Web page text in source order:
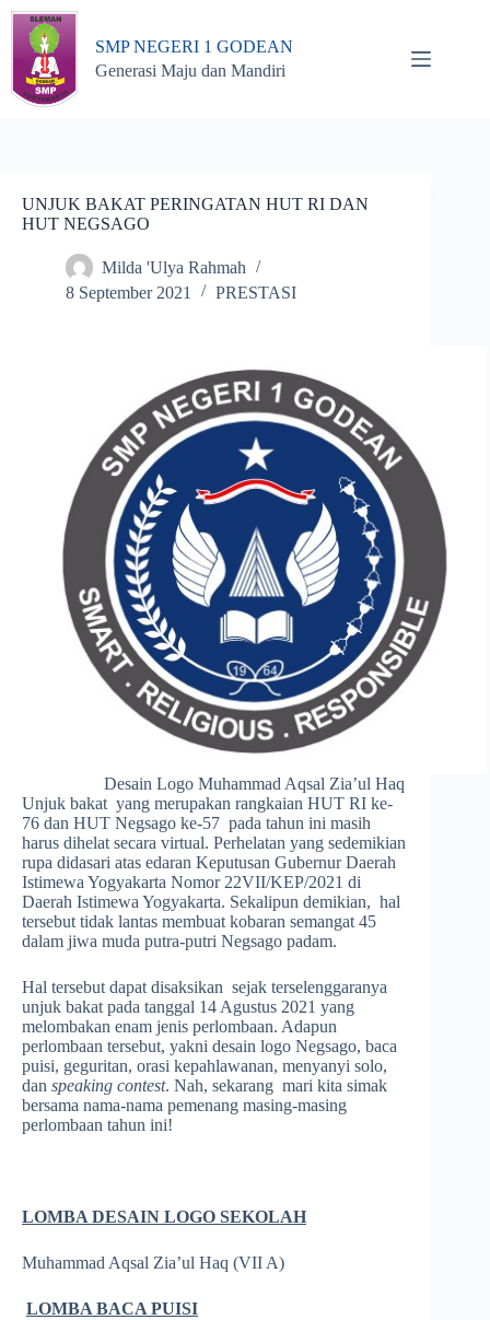
Skip
content
SMP NEGERI 1 GODEAN
Generasi Maju dan Mandiri
UNJUK BAKAT PERINGATAN HUT RI DAN
HUT NEGSAGO
Milda 'Ulya Rahmah
8 September 2021
PRESTASI
Desain Logo Muhammad Aqsal Zia’ul Haq
Unjuk bakat yang merupakan rangkaian HUT RI ke-
76 dan HUT Negsago ke-57 pada tahun ini masih
harus dihelat secara virtual. Perhelatan yang sedemikian
rupa didasari atas edaran Keputusan Gubernur Daerah
Istimewa Yogyakarta Nomor 22VII/KEP/2021 di
Daerah Istimewa Yogyakarta. Sekalipun demikian, hal
tersebut tidak lantas membuat kobaran semangat 45
dalam jiwa muda putra-putri Negsago padam.
Hal tersebut dapat disaksikan sejak terselenggaranya
unjuk bakat pada tanggal 14 Agustus 2021 yang
melombakan enam jenis perlombaan. Adapun
perlombaan tersebut, yakni desain logo Negsago, baca
puisi, geguritan, orasi kepahlawanan, menyanyi solo,
dan speaking contest. Nah, sekarang mari kita simak
bersama nama-nama pemenang masing-masing
perlombaan tahun ini!
LOMBA DESAIN LOGO SEKOLAH
Muhammad Aqsal Zia’ul Haq (VII A)
LOMBA BACA PUISI